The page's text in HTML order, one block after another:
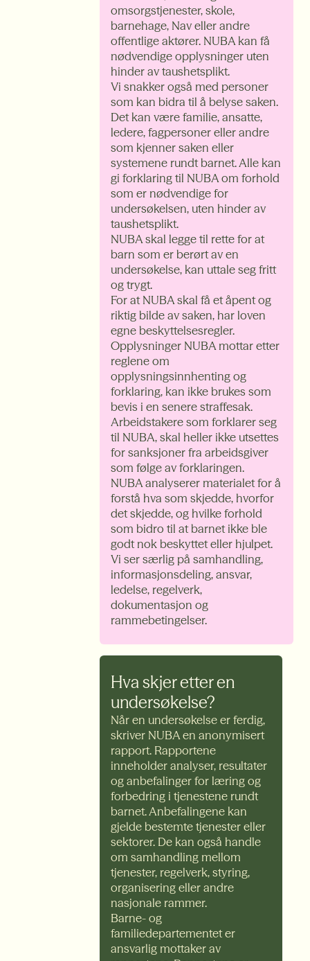
omsorgstjenester, skole,
barnehage, Nav eller andre
offentlige aktører. NUBA kan få
nødvendige opplysninger uten
hinder av taushetsplikt.
Vi snakker også med personer
som kan bidra til å belyse saken.
Det kan være familie, ansatte,
ledere, fagpersoner eller andre
som kjenner saken eller
systemene rundt barnet. Alle kan
gi forklaring til NUBA om forhold
som er nødvendige for
undersøkelsen, uten hinder av
taushetsplikt.
NUBA skal legge til rette for at
barn som er berørt av en
undersøkelse, kan uttale seg fritt
og trygt.
For at NUBA skal få et åpent og
riktig bilde av saken, har loven
egne beskyttelsesregler.
Opplysninger NUBA mottar etter
reglene om
opplysningsinnhenting og
forklaring, kan ikke brukes som
bevis i en senere straffesak.
Arbeidstakere som forklarer seg
til NUBA, skal heller ikke utsettes
for sanksjoner fra arbeidsgiver
som følge av forklaringen.
NUBA analyserer materialet for å
forstå hva som skjedde, hvorfor
det skjedde, og hvilke forhold
som bidro til at barnet ikke ble
godt nok beskyttet eller hjulpet.
Vi ser særlig på samhandling,
informasjonsdeling, ansvar,
ledelse, regelverk,
dokumentasjon og
rammebetingelser.
Hva skjer etter en
undersøkelse?
Når en undersøkelse er ferdig,
skriver NUBA en anonymisert
rapport. Rapportene
inneholder analyser, resultater
og anbefalinger for læring og
forbedring i tjenestene rundt
barnet. Anbefalingene kan
gjelde bestemte tjenester eller
sektorer. De kan også handle
om samhandling mellom
tjenester, regelverk, styring,
organisering eller andre
nasjonale rammer.
Barne- og
familiedepartementet er
ansvarlig mottaker av